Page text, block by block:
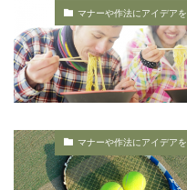
マナーや作法にアイデアを
マナーや作法にアイデアを